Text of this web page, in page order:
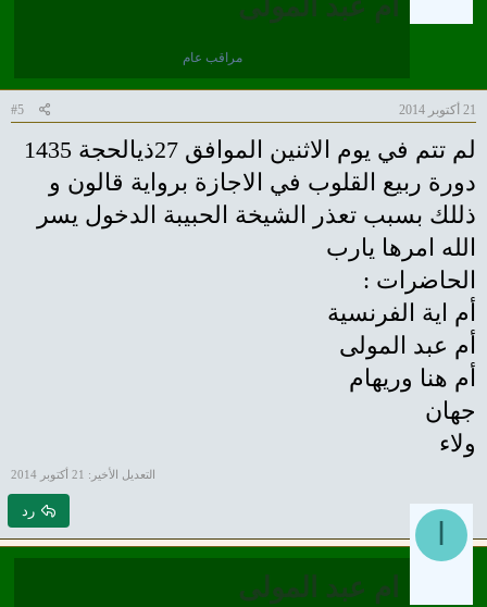
ام عبد المولى
مراقب عام
21 أكتوبر 2014 #5
لم تتم في يوم الاثنين الموافق 27ذيالحجة 1435
دورة ربيع القلوب في الاجازة برواية قالون و
ذللك بسبب تعذر الشيخة الحبيبة الدخول يسر
الله امرها يارب
الحاضرات :
أم اية الفرنسية
أم عبد المولى
أم هنا وريهام
جهان
ولاء
التعديل الأخير: 21 أكتوبر 2014
رد
ام عبد المولى